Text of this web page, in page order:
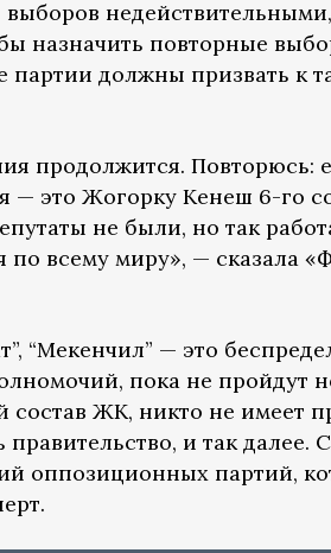
недействительными,
назначить повторные
партии должны призвать к
продолжится. Повторюсь:
— это Жогорку Кенеш 6-го
не были, но так
по всему миру», — сказала
“Мекенчил” — это
пока не пройдут
ЖК, никто не имеет
и так далее.
оппозиционных партий,